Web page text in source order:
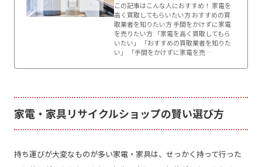
この記事はこんな人におすすめ！ 家電を
高く買取してもらいたい方 おすすめの買
取業者を知りたい方 手間をかけずに家電
を売りたい方 「家電を高く買取してもら
いたい」 「おすすめの買取業者を知りた
い」 「手間をかけずに家電を売…
家電・家具リサイクルショップの賢い選び方
持ち運びが大変なものが多い家電・家具は、せっかく持って行った